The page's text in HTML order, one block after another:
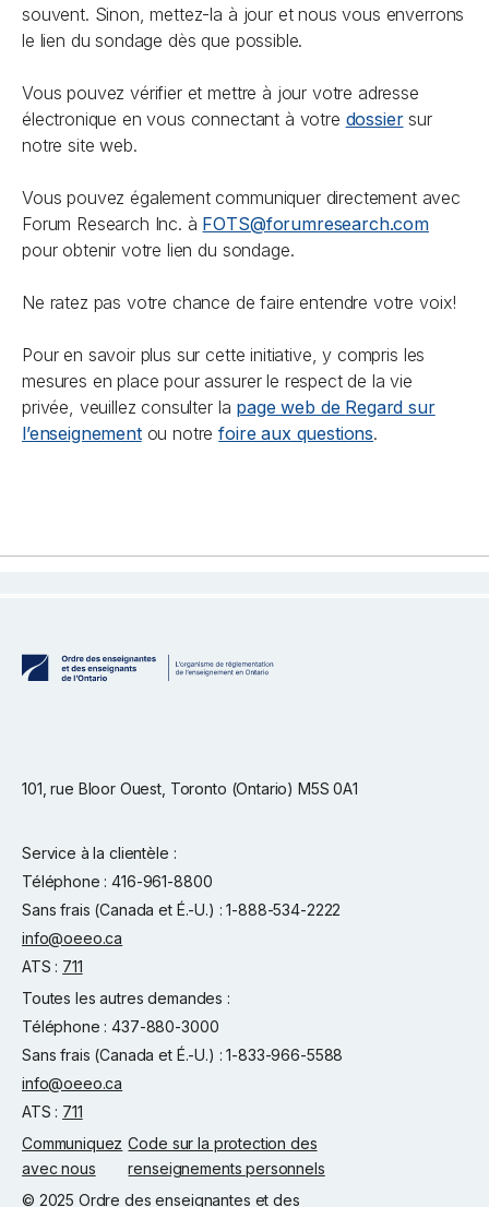
souvent. Sinon, mettez-la à jour et nous vous enverrons
le lien du sondage dès que possible.
Vous pouvez vérifier et mettre à jour votre adresse
électronique en vous connectant à votre dossiersur
notre site web.
Vous pouvez également communiquer directement avec
Forum Research Inc. à FOTS@forumresearch.com
pour obtenir votre lien du sondage.
Ne ratez pas votre chance de faire entendre votre voix!
Pour en savoir plus sur cette initiative, y compris les
mesures en place pour assurer le respect de la vie
privée, veuillez consulter la page web de Regard sur
l’enseignementou notrefoire aux questions.
101, rue Bloor Ouest, Toronto (Ontario) M5S 0A1
Service à la clientèle :
Téléphone : 416-961-8800
Sans frais (Canada et É.-U.) : 1-888-534-2222
info@oeeo.ca
ATS : 711
Toutes les autres demandes :
Téléphone : 437-880-3000
Sans frais (Canada et É.-U.) : 1-833-966-5588
info@oeeo.ca
ATS : 711
Communiquez
avec nous
Code sur la protection des
renseignements personnels
© 2025 Ordre des enseignantes et des